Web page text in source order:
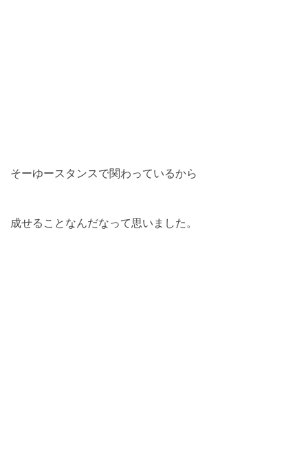
そーゆースタンスで関わっているから
成せることなんだなって思いました。